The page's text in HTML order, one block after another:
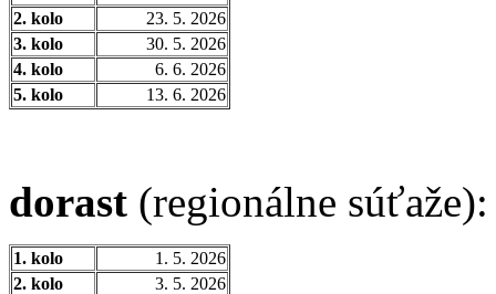
2. kolo
23. 5. 2026
3. kolo
30. 5. 2026
4. kolo
6. 6. 2026
5. kolo
13. 6. 2026
dorast (regionálne súťaže):
1. kolo
1. 5. 2026
2. kolo
3. 5. 2026